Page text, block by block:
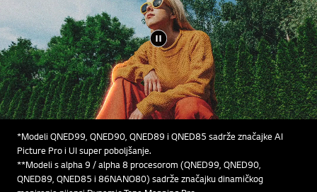
*Modeli QNED99, QNED90, QNED89 i QNED85 sadrže značajke AI
Picture Pro i UI super poboljšanje.
**Modeli s alpha 9 / alpha 8 procesorom (QNED99, QNED90,
QNED89, QNED85 i 86NANO80) sadrže značajku dinamičkog